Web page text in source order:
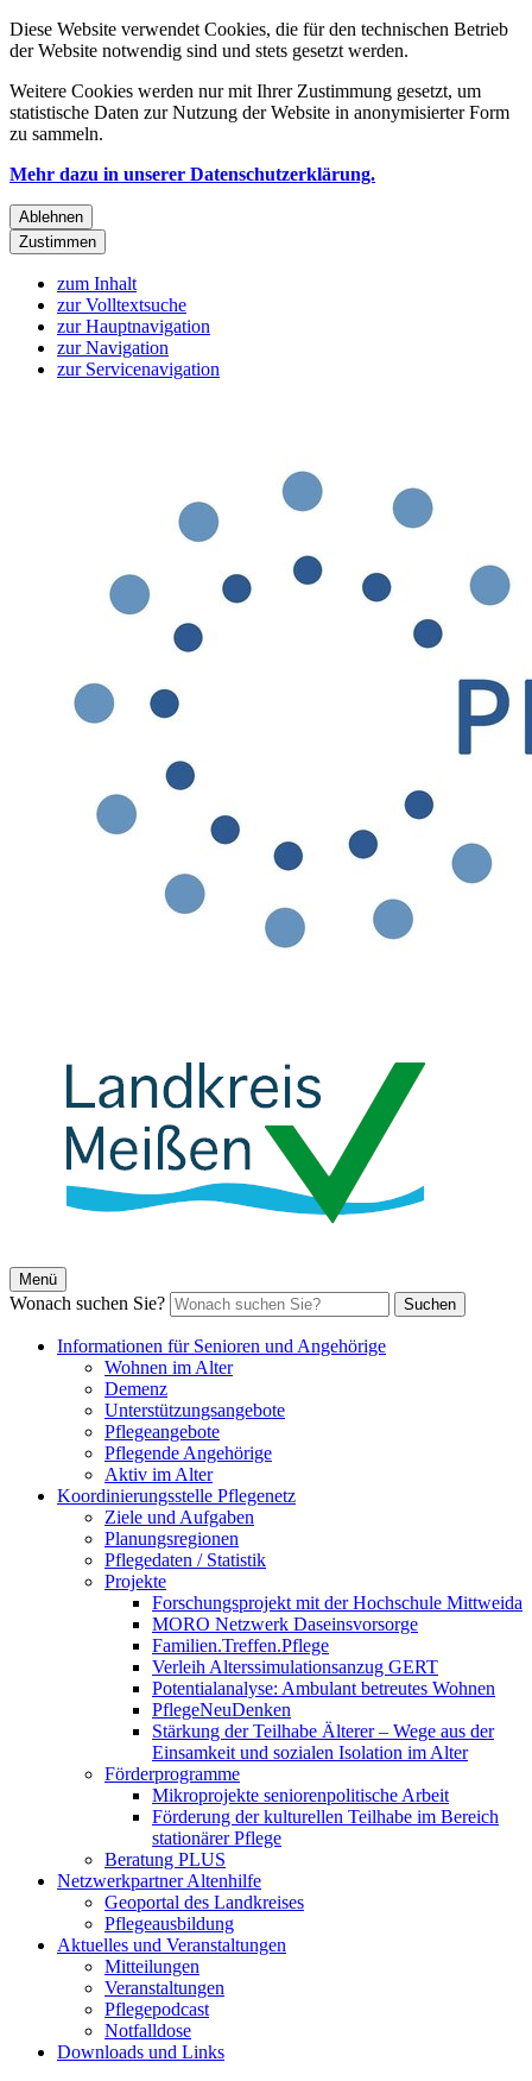
Diese Website verwendet Cookies, die für den technischen Betrieb
der Website notwendig sind und stets gesetzt werden.
Weitere Cookies werden nur mit Ihrer Zustimmung gesetzt, um
statistische Daten zur Nutzung der Website in anonymisierter Form
zu sammeln.
Mehr dazu in unserer Datenschutzerklärung.
Ablehnen
Zustimmen
zum Inhalt
zur Volltextsuche
zur Hauptnavigation
zur Navigation
zur Servicenavigation
Menü
Wonach suchen Sie? Suchen
Informationen für Senioren und Angehörige
Wohnen im Alter
Demenz
Unterstützungsangebote
Pflegeangebote
Pflegende Angehörige
Aktiv im Alter
Koordinierungsstelle Pflegenetz
Ziele und Aufgaben
Planungsregionen
Pflegedaten / Statistik
Projekte
Forschungsprojekt mit der Hochschule Mittweida
MORO Netzwerk Daseinsvorsorge
Familien.Treffen.Pflege
Verleih Alterssimulationsanzug GERT
Potentialanalyse: Ambulant betreutes Wohnen
PflegeNeuDenken
Stärkung der Teilhabe Älterer – Wege aus der
Einsamkeit und sozialen Isolation im Alter
Förderprogramme
Mikroprojekte seniorenpolitische Arbeit
Förderung der kulturellen Teilhabe im Bereich
stationärer Pflege
Beratung PLUS
Netzwerkpartner Altenhilfe
Geoportal des Landkreises
Pflegeausbildung
Aktuelles und Veranstaltungen
Mitteilungen
Veranstaltungen
Pflegepodcast
Notfalldose
Downloads und Links